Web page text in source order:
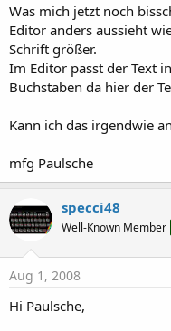
Was mich jetzt noch
Editor anders aussieht
Schrift größer.
Im Editor passt der Text
Buchstaben da hier der
Kann ich das irgendwie
mfg Paulsche
specci48
Well-Known Member
Aug 1, 2008
Hi Paulsche,